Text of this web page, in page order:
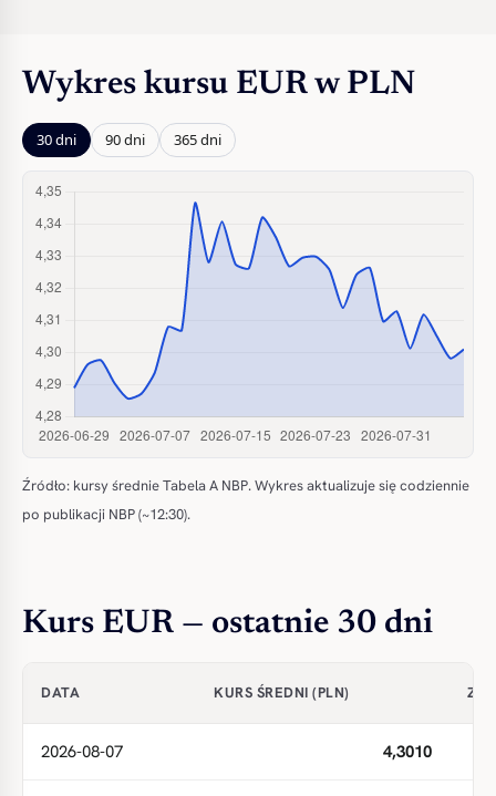
Wykres kursu EUR w PLN
30 dni 90 dni 365 dni
Źródło: kursy średnie Tabela A NBP. Wykres aktualizuje się codziennie
po publikacji NBP (~12:30).
Kurs EUR — ostatnie 30 dni
DATA KURS ŚREDNI (PLN)
2026-08-07 4,3010